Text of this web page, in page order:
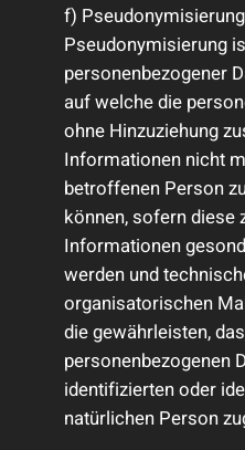
f) Pseudonymisierung
Pseudonymisierung
personenbezogener
auf welche die
ohne Hinzuziehung
Informationen nicht
betroffenen Person
können, sofern diese
Informationen
werden und
organisatorischen
die gewährleisten,
personenbezogenen
identifizierten oder
natürlichen Person